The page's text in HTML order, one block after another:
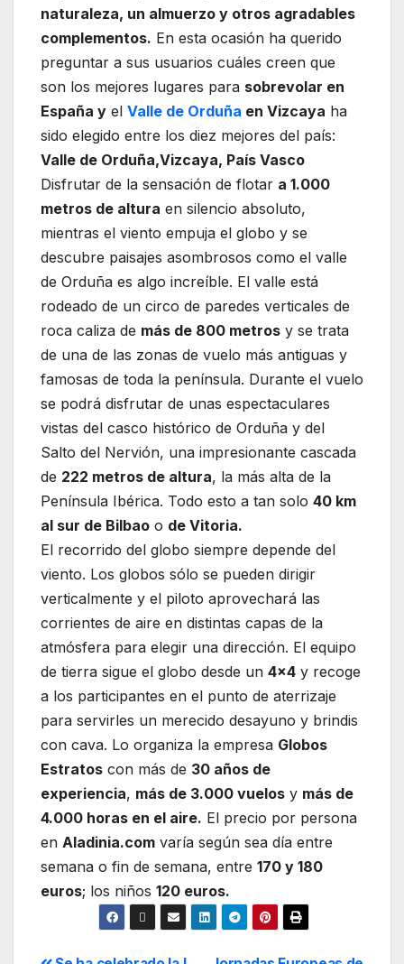
naturaleza, un almuerzo y otros agradables
complementos. En esta ocasión ha querido
preguntar a sus usuarios cuáles creen que
son los mejores lugares para sobrevolar en
España y el Valle de Orduña en Vizcaya ha
sido elegido entre los diez mejores del país:
Valle de Orduña,Vizcaya, País Vasco
Disfrutar de la sensación de flotar a 1.000
metros de altura en silencio absoluto,
mientras el viento empuja el globo y se
descubre paisajes asombrosos como el valle
de Orduña es algo increíble. El valle está
rodeado de un circo de paredes verticales de
roca caliza de más de 800 metros y se trata
de una de las zonas de vuelo más antiguas y
famosas de toda la península. Durante el vuelo
se podrá disfrutar de unas espectaculares
vistas del casco histórico de Orduña y del
Salto del Nervión, una impresionante cascada
de 222 metros de altura, la más alta de la
Península Ibérica. Todo esto a tan solo 40 km
al sur de Bilbao o de Vitoria.
El recorrido del globo siempre depende del
viento. Los globos sólo se pueden dirigir
verticalmente y el piloto aprovechará las
corrientes de aire en distintas capas de la
atmósfera para elegir una dirección. El equipo
de tierra sigue el globo desde un 4×4 y recoge
a los participantes en el punto de aterrizaje
para servirles un merecido desayuno y brindis
con cava. Lo organiza la empresa Globos
Estratos con más de 30 años de
experiencia, más de 3.000 vuelos y más de
4.000 horas en el aire. El precio por persona
en Aladinia.com varía según sea día entre
semana o fin de semana, entre 170 y 180
euros; los niños 120 euros.